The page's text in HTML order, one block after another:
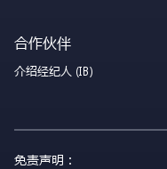
合作伙伴
介绍经纪人 (IB)
免责声明：